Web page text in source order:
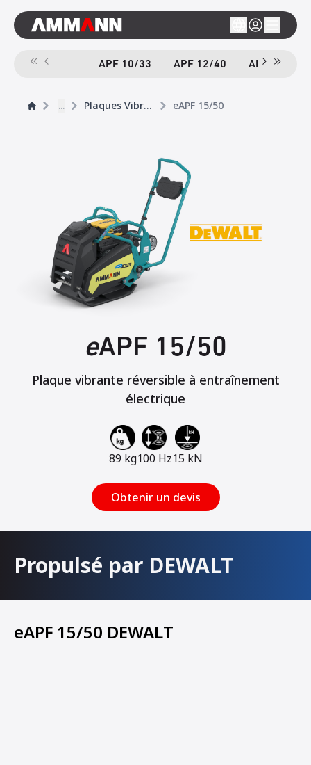
APF 10/33 APF 12/40 APF 12/40-
... Plaques Vibrantes eAPF 15/50
eAPF 15/50
Plaque vibrante réversible à entraînement
électrique
89 kg100 Hz15 kN
Obtenir un devis
Propulsé par DEWALT
eAPF 15/50 DEWALT